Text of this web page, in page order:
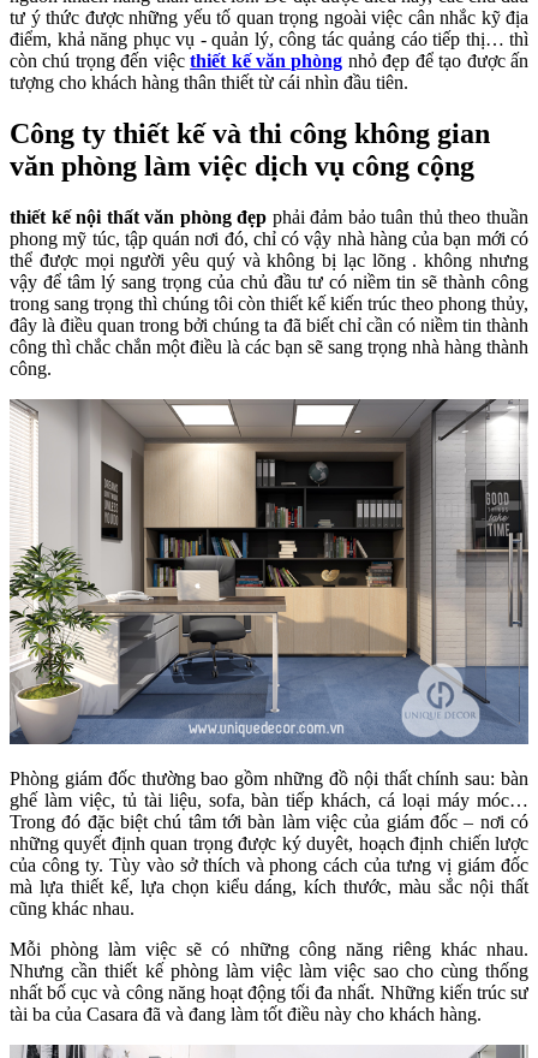
tư ý thức được những yếu tố quan trọng ngoài việc cân nhắc kỹ địa
điểm, khả năng phục vụ - quản lý, công tác quảng cáo tiếp thị… thì
còn chú trọng đến việcthiết kế văn phòng nhỏ đẹp để tạo được ấn
tượng cho khách hàng thân thiết từ cái nhìn đầu tiên.
Công ty thiết kế và thi công không gian
văn phòng làm việc dịch vụ công cộng
thiết kế nội thất văn phòng đẹp phải đảm bảo tuân thủ theo thuần
phong mỹ túc, tập quán nơi đó, chỉ có vậy nhà hàng của bạn mới có
thể được mọi người yêu quý và không bị lạc lõng . không nhưng
vậy để tâm lý sang trọng của chủ đầu tư có niềm tin sẽ thành công
trong sang trọng thì chúng tôi còn thiết kế kiến trúc theo phong thủy,
đây là điều quan trong bởi chúng ta đã biết chỉ cần có niềm tin thành
công thì chắc chắn một điều là các bạn sẽ sang trọng nhà hàng thành
công.
Phòng giám đốc thường bao gồm những đồ nội thất chính sau: bàn
ghế làm việc, tủ tài liệu, sofa, bàn tiếp khách, cá loại máy móc…
Trong đó đặc biệt chú tâm tới bàn làm việc của giám đốc – nơi có
những quyết định quan trọng được ký duyêt, hoạch định chiến lược
của công ty. Tùy vào sở thích và phong cách của tưng vị giám đốc
mà lựa thiết kế, lựa chọn kiểu dáng, kích thước, màu sắc nội thất
cũng khác nhau.
Mỗi phòng làm việc sẽ có những công năng riêng khác nhau.
Nhưng cần thiết kế phòng làm việc làm việc sao cho cùng thống
nhất bố cục và công năng hoạt động tối đa nhất. Những kiến trúc sư
tài ba của Casara đã và đang làm tốt điều này cho khách hàng.